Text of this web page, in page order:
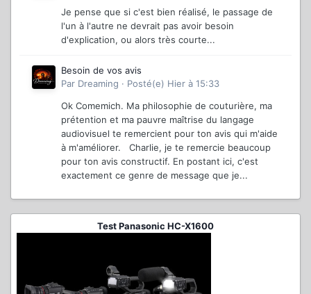
Je pense que si c'est bien réalisé, le passage de
l'un à l'autre ne devrait pas avoir besoin
d'explication, ou alors très courte...
Besoin de vos avis
Par Dreaming · Posté(e) Hier à 15:33
Ok Comemich. Ma philosophie de couturière, ma
prétention et ma pauvre maîtrise du langage
audiovisuel te remercient pour ton avis qui m'aide
à m'améliorer. Charlie, je te remercie beaucoup
pour ton avis constructif. En postant ici, c'est
exactement ce genre de message que je...
Test Panasonic HC-X1600